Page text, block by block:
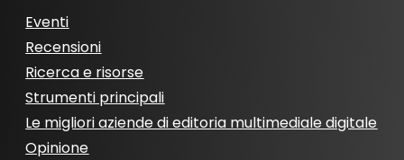
Eventi
Recensioni
Ricerca e risorse
Strumenti principali
Le migliori aziende di editoria multimediale digitale
Opinione